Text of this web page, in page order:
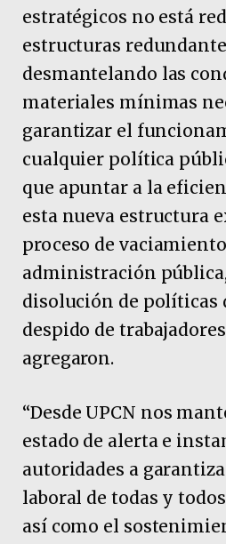
estratégicos no está
estructuras
desmantelando las
materiales mínimas
garantizar el
cualquier política
que apuntar a la
esta nueva estructura
proceso de
administración
disolución de políticas
despido de
agregaron.
“Desde UPCN nos
estado de alerta e
autoridades a
laboral de todas y
así como el